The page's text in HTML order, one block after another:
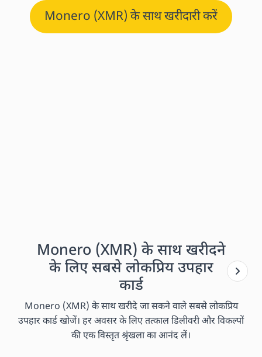
Monero (XMR) के साथ खरीदारी करें
Monero (XMR) के साथ खरीदने
के लिए सबसे लोकप्रिय उपहार
कार्ड
Monero (XMR) के साथ खरीदे जा सकने वाले सबसे लोकप्रिय
उपहार कार्ड खोजें। हर अवसर के लिए तत्काल डिलीवरी और विकल्पों
की एक विस्तृत श्रृंखला का आनंद लें।